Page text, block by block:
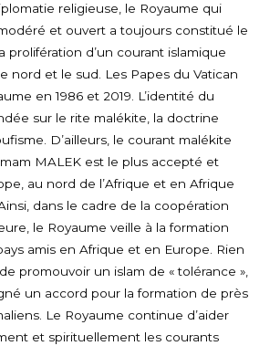
religieuse, le Royaume qui
et ouvert a toujours constitué le
prolifération d’un courant islamique
nord et le sud. Les Papes du Vatican
en 1986 et 2019. L’identité du
sur le rite malékite, la doctrine
D’ailleurs, le courant malékite
MALEK est le plus accepté et
au nord de l’Afrique et en Afrique
dans le cadre de la coopération
le Royaume veille à la formation
amis en Afrique et en Europe. Rien
promouvoir un islam de « tolérance »,
un accord pour la formation de près
Le Royaume continue d’aider
et spirituellement les courants